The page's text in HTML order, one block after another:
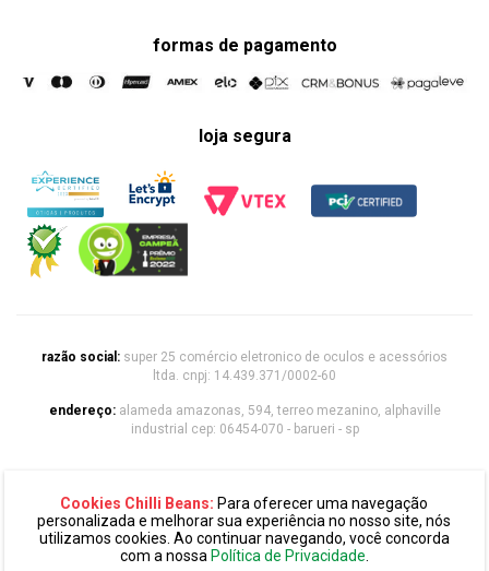
Cookies Chilli Beans: Para oferecer uma navegação
personalizada e melhorar sua experiência no nosso site, nós
utilizamos cookies. Ao continuar navegando, você concorda
com a nossa Política de Privacidade.
formas de pagamento
loja segura
razão social: super 25 comércio eletronico de oculos e acessórios
ltda. cnpj: 14.439.371/0002-60
endereço: alameda amazonas, 594, terreo mezanino, alphaville
industrial cep: 06454-070 - barueri - sp
chilli beans 2020 | todos os direitos reservados